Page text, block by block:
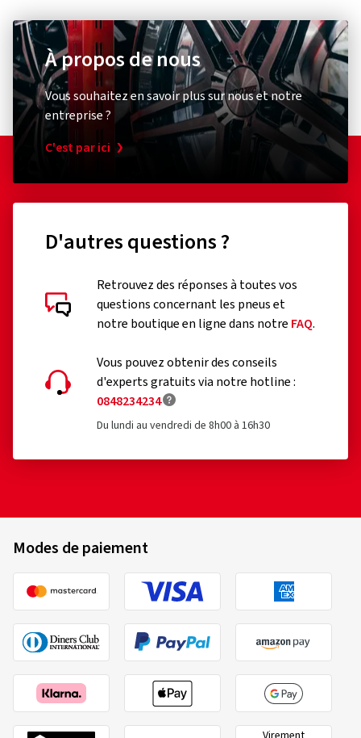
À propos de nous
Vous souhaitez en savoir plus sur nous et notre
entreprise ?
C'est par ici
D'autres questions ?
Retrouvez des réponses à toutes vos
questions concernant les pneus et
notre boutique en ligne dans notre FAQ.
Vous pouvez obtenir des conseils
d'experts gratuits via notre hotline :
0848234234
Du lundi au vendredi de 8h00 à 16h30
Modes de paiement